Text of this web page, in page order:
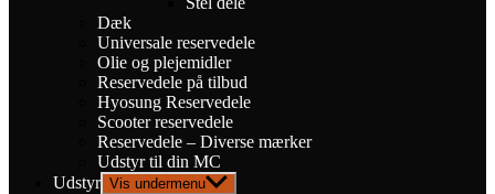
Dæk
Universale reservedele
Olie og plejemidler
Reservedele på tilbud
Hyosung Reservedele
Scooter reservedele
Reservedele – Diverse mærker
Udstyr til din MC
Udstyr Vis undermenu